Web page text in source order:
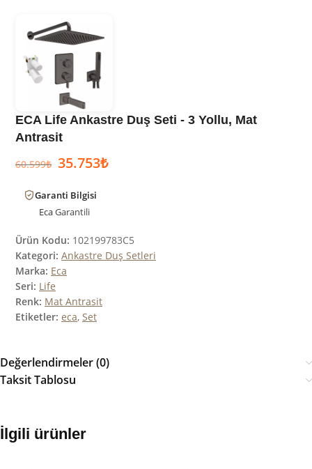
ECA Life Ankastre Duş Seti - 3 Yollu, Mat
Antrasit
60.599₺ 35.753₺
Garanti Bilgisi
EcaGarantili
Ürün Kodu: 102199783C5
Kategori: Ankastre Duş Setleri
Marka: Eca
Seri: Life
Renk: Mat Antrasit
Etiketler: eca, Set
Değerlendirmeler (0)
Taksit Tablosu
İlgili ürünler